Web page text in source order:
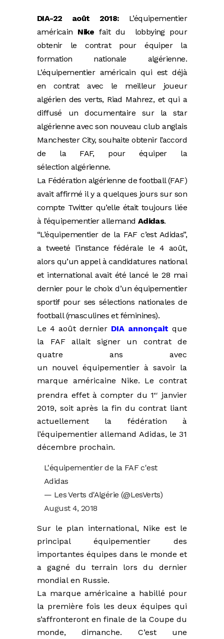
DIA-22 août 2018: L’équipementier
américain Nike fait du lobbying pour
obtenir le contrat pour équiper la
formation nationale algérienne.
L’équipementier américain qui est déjà
en contrat avec le meilleur joueur
algérien des verts, Riad Mahrez, et qui a
diffusé un documentaire sur la star
algérienne avec son nouveau club anglais
Manchester City, souhaite obtenir l’accord
de la FAF, pour équiper la
sélection algérienne.
La Fédération algérienne de football (FAF)
avait affirmé il y a quelques jours sur son
compte Twitter qu’elle était toujours liée
à l’équipementier allemand Adidas.
“L’équipementier de la FAF c’est Adidas”,
a tweeté l’instance fédérale le 4 août,
alors qu’un appel à candidatures national
et international avait été lancé le 28 mai
dernier pour le choix d’un équipementier
sportif pour ses sélections nationales de
football (masculines et féminines).
Le 4 août dernier DIA annonçait que
la FAF allait signer un contrat de
quatre ans avec
un nouvel équipementier à savoir la
marque américaine Nike. Le contrat
prendra effet à compter du 1er
janvier
2019, soit après la fin du contrat liant
actuellement la fédération à
l’équipementier allemand Adidas, le 31
décembre prochain.
L'équipementier de la FAF c'est
Adidas
— Les Verts d'Algérie (@LesVerts)
August 4, 2018
Sur le plan international, Nike est le
principal équipementier des
importantes équipes dans le monde et
a gagné du terrain lors du dernier
mondial en Russie.
La marque américaine a habillé pour
la première fois les deux équipes qui
s’affronteront en finale de la Coupe du
monde, dimanche. C’est une